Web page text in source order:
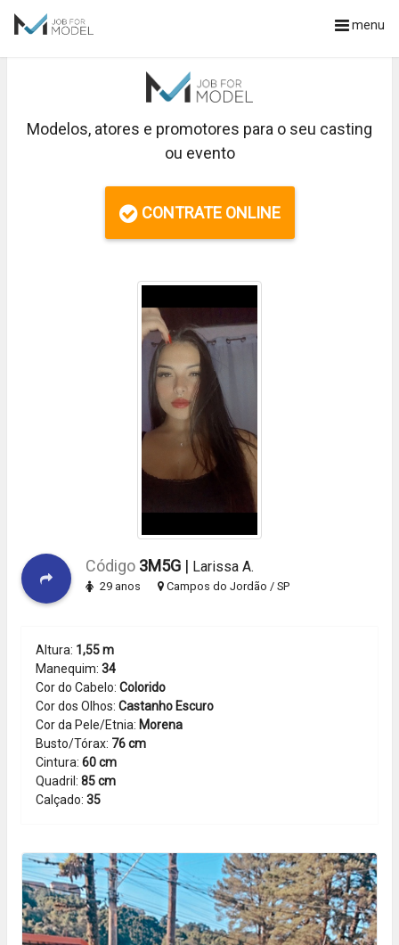
menu
Modelos, atores e promotores para o seu casting
ou evento
CONTRATE ONLINE
Código 3M5G | Larissa A.
29 anos Campos do Jordão / SP
Altura: 1,55 m
Manequim: 34
Cor do Cabelo: Colorido
Cor dos Olhos: Castanho Escuro
Cor da Pele/Etnia: Morena
Busto/Tórax: 76 cm
Cintura: 60 cm
Quadril: 85 cm
Calçado: 35